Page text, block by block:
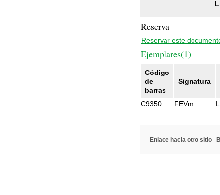
Reserva
Reservar este
Ejemplares(1)
Código
de
barras
Signatura
C9350
FEVm
Enlace hacia otro sitio